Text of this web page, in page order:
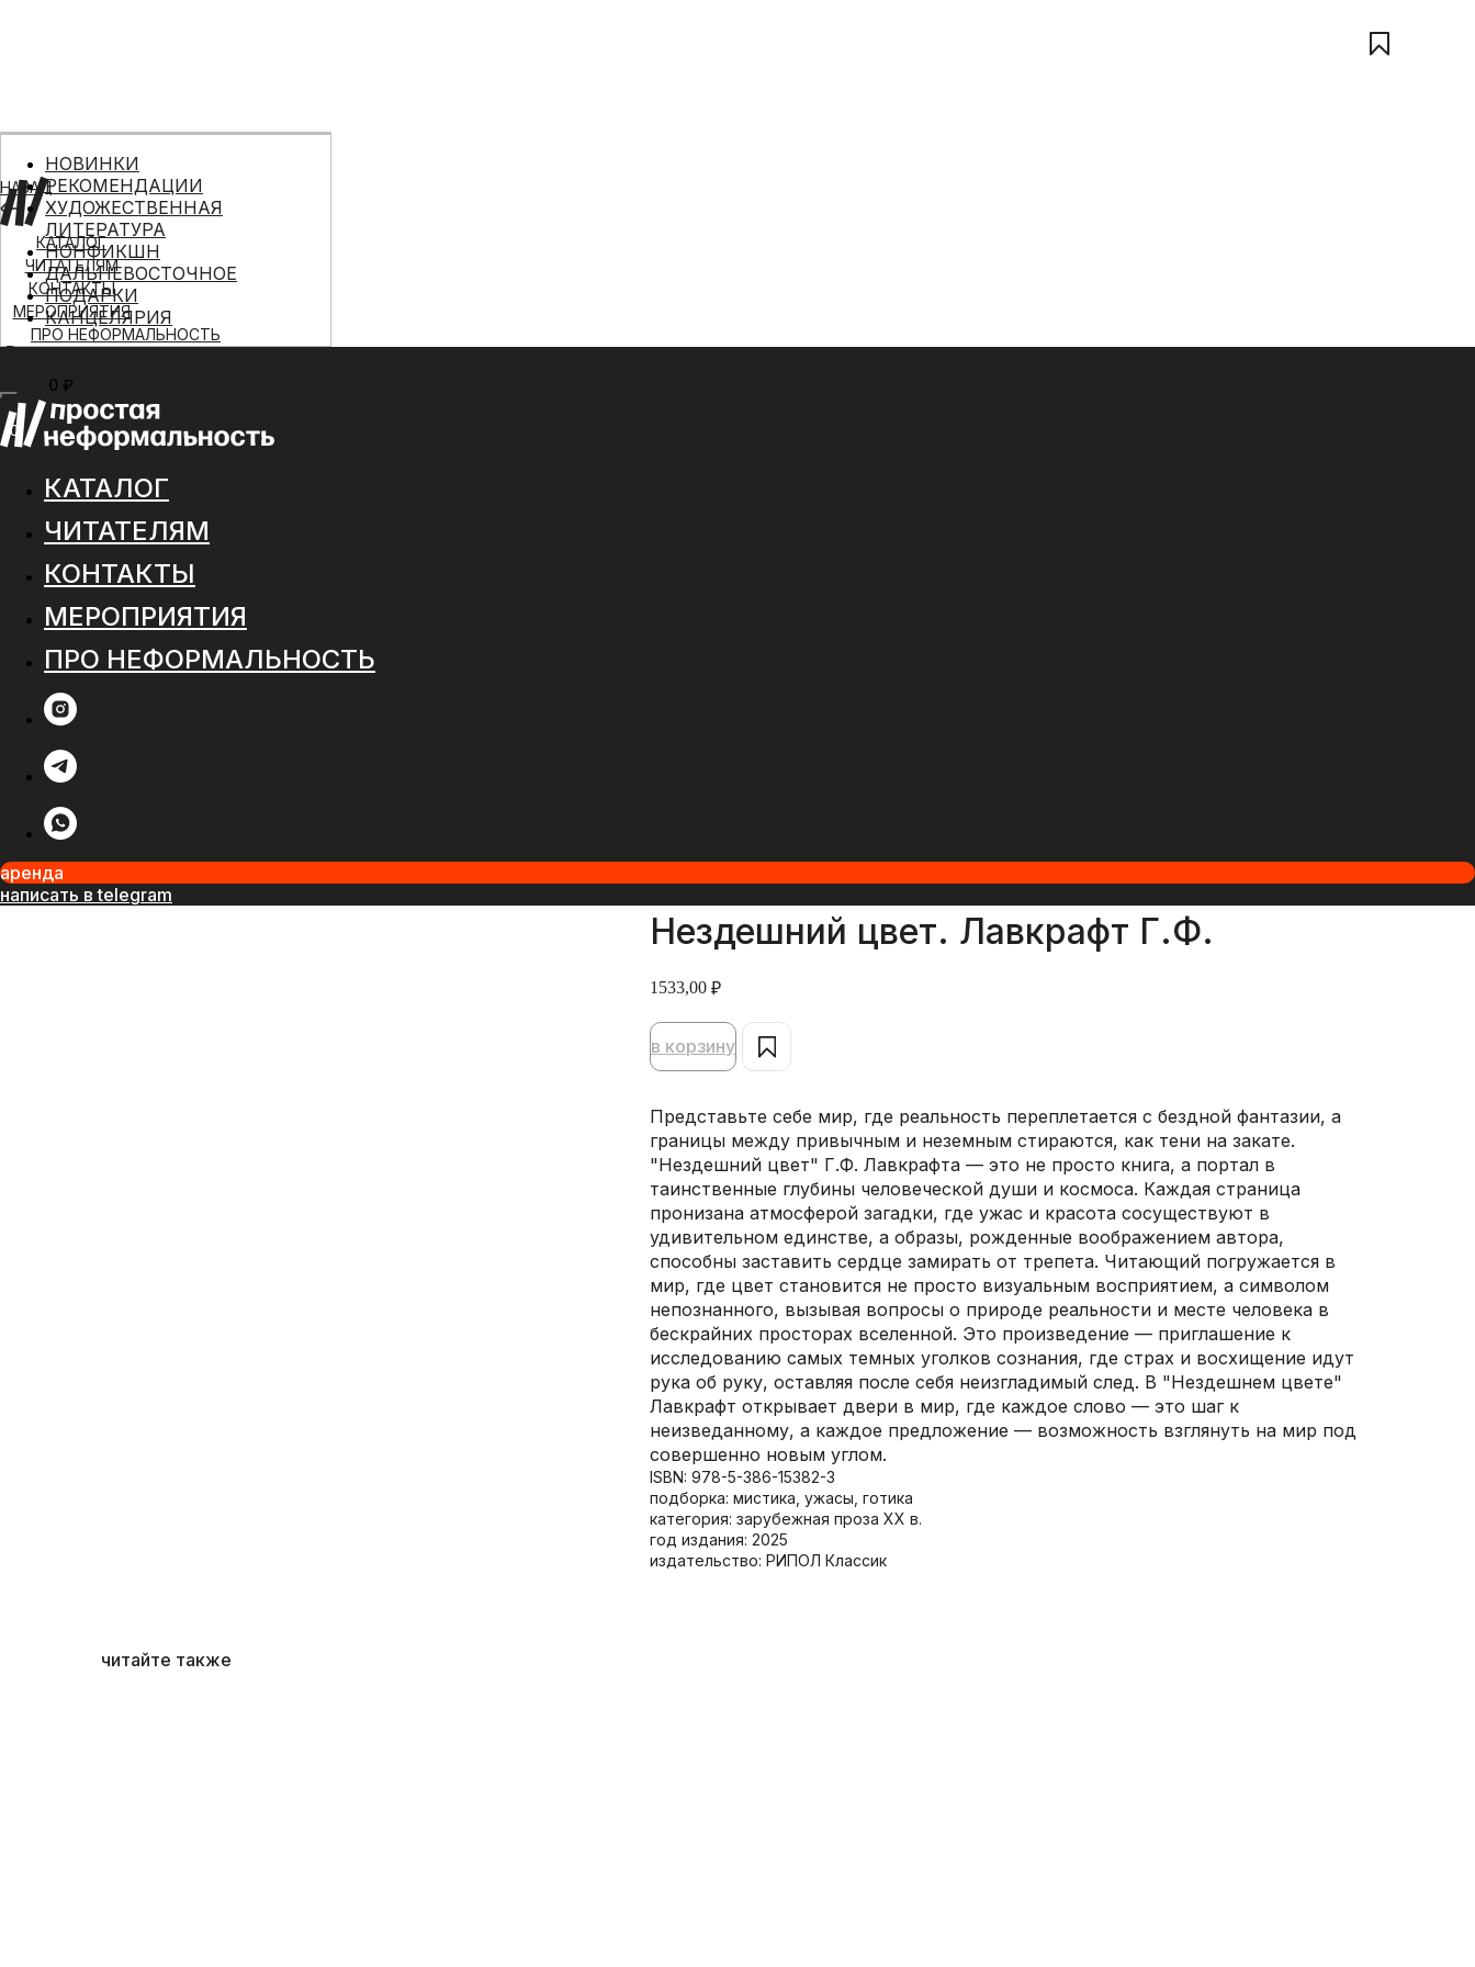
КАТАЛОГ
ЧИТАТЕЛЯМ
КОНТАКТЫ
МЕРОПРИЯТИЯ
ПРО НЕФОРМАЛЬНОСТЬ
0 ₽
МЕНЮ
0
НАЗАД
НОВИНКИ
РЕКОМЕНДАЦИИ
ХУДОЖЕСТВЕННАЯ
ЛИТЕРАТУРА
НОНФИКШН
ДАЛЬНЕВОСТОЧНОЕ
ПОДАРКИ
КАНЦЕЛЯРИЯ
КАТАЛОГ
ЧИТАТЕЛЯМ
КОНТАКТЫ
МЕРОПРИЯТИЯ
ПРО НЕФОРМАЛЬНОСТЬ
аренда
написать в telegram
Нездешний цвет. Лавкрафт Г.Ф.
1533,00 ₽
в корзину
Представьте себе мир, где реальность переплетается с бездной фантазии, а
границы между привычным и неземным стираются, как тени на закате.
"Нездешний цвет" Г.Ф. Лавкрафта — это не просто книга, а портал в
таинственные глубины человеческой души и космоса. Каждая страница
пронизана атмосферой загадки, где ужас и красота сосуществуют в
удивительном единстве, а образы, рожденные воображением автора,
способны заставить сердце замирать от трепета. Читающий погружается в
мир, где цвет становится не просто визуальным восприятием, а символом
непознанного, вызывая вопросы о природе реальности и месте человека в
бескрайних просторах вселенной. Это произведение — приглашение к
исследованию самых темных уголков сознания, где страх и восхищение идут
рука об руку, оставляя после себя неизгладимый след. В "Нездешнем цвете"
Лавкрафт открывает двери в мир, где каждое слово — это шаг к
неизведанному, а каждое предложение — возможность взглянуть на мир под
совершенно новым углом.
ISBN: 978-5-386-15382-3
подборка: мистика, ужасы, готика
категория: зарубежная проза XX в.
год издания: 2025
издательство: РИПОЛ Классик
читайте также